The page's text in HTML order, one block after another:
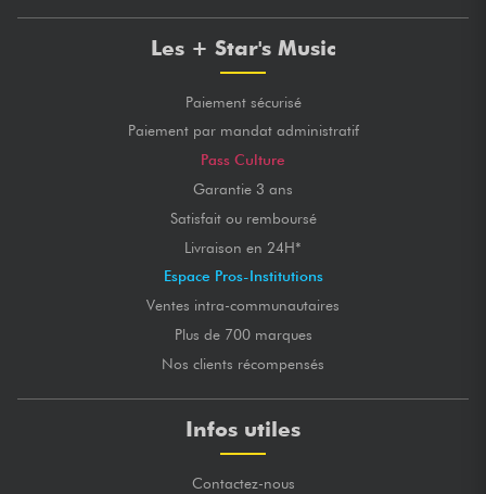
Les + Star's Music
Paiement sécurisé
Paiement par mandat administratif
Pass Culture
Garantie 3 ans
Satisfait ou remboursé
Livraison en 24H*
Espace Pros-Institutions
Ventes intra-communautaires
Plus de 700 marques
Nos clients récompensés
Infos utiles
Contactez-nous